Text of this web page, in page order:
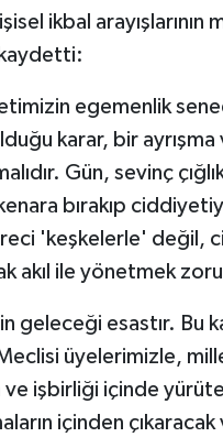
ikbal arayışlarının
kaydetti:
egemenlik
karar, bir ayrışma
Gün, sevinç
bırakıp
'keşkelerle' değil,
akıl ile yönetmek
geleceği esastır. Bu
üyelerimizle,
ve işbirliği içinde
içinden